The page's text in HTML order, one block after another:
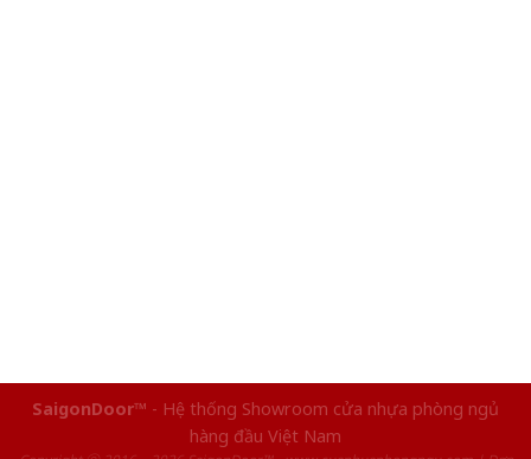
SaigonDoor™ - Hệ thống Showroom cửa nhựa phòng ngủ
hàng đầu Việt Nam